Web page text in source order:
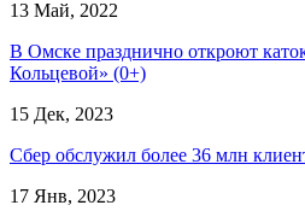
13 Май, 2022
В Омске празднично откроют
Кольцевой» (0+)
15 Дек, 2023
Сбер обслужил более 36 млн
17 Янв, 2023